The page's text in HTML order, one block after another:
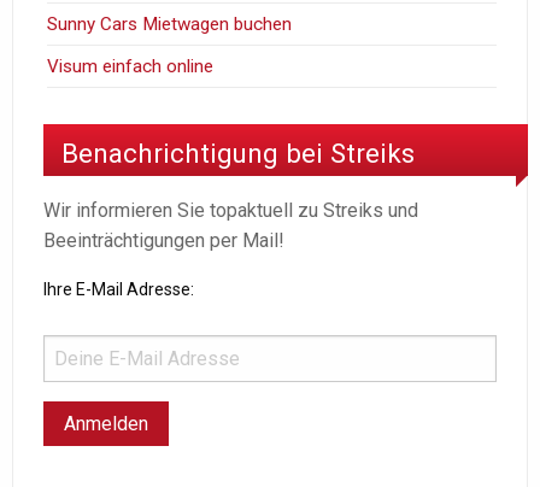
Sunny Cars Mietwagen buchen
Visum einfach online
Benachrichtigung bei Streiks
Wir informieren Sie topaktuell zu Streiks und
Beeinträchtigungen per Mail!
Ihre E-Mail Adresse: